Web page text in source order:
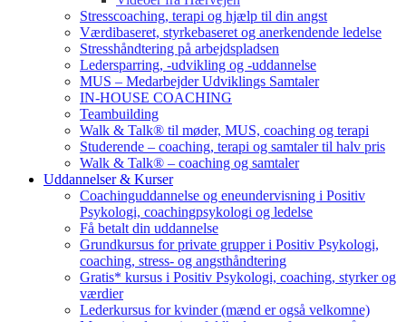
Stresscoaching, terapi og hjælp til din angst
Værdibaseret, styrkebaseret og anerkendende ledelse
Stresshåndtering på arbejdspladsen
Ledersparring, -udvikling og -uddannelse
MUS – Medarbejder Udviklings Samtaler
IN-HOUSE COACHING
Teambuilding
Walk & Talk® til møder, MUS, coaching og terapi
Studerende – coaching, terapi og samtaler til halv pris
Walk & Talk® – coaching og samtaler
Uddannelser & Kurser
Coachinguddannelse og eneundervisning i Positiv
Psykologi, coachingpsykologi og ledelse
Få betalt din uddannelse
Grundkursus for private grupper i Positiv Psykologi,
coaching, stress- og angsthåndtering
Gratis* kursus i Positiv Psykologi, coaching, styrker og
værdier
Lederkursus for kvinder (mænd er også velkomne)